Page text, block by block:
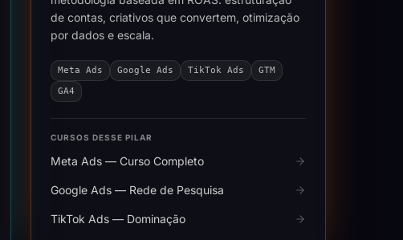
de contas, criativos que convertem, otimização
por dados e escala.
Meta Ads Google Ads TikTok Ads
GTM
GA4
CURSOS DESSE PILAR
Meta Ads — Curso Completo
Google Ads — Rede de Pesquisa
TikTok Ads — Dominação